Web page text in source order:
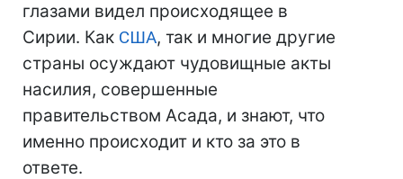
глазами видел происходящее в
Сирии. Как США, так и многие другие
страны осуждают чудовищные акты
насилия, совершенные
правительством Асада, и знают, что
именно происходит и кто за это в
ответе.